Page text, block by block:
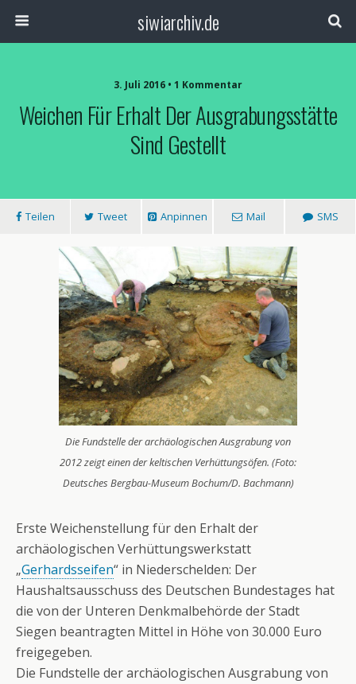
siwiarchiv.de
3. Juli 2016 • 1 Kommentar
Weichen Für Erhalt Der Ausgrabungsstätte
Sind Gestellt
Teilen Tweet Anpinnen Mail SMS
Die Fundstelle der archäologischen Ausgrabung von
2012 zeigt einen der keltischen Verhüttungsöfen. (Foto:
Deutsches Bergbau-Museum Bochum/D. Bachmann)
Erste Weichenstellung für den Erhalt der
archäologischen Verhüttungswerkstatt
„Gerhardsseifen“ in Niederschelden: Der
Haushaltsausschuss des Deutschen Bundestages hat
die von der Unteren Denkmalbehörde der Stadt
Siegen beantragten Mittel in Höhe von 30.000 Euro
freigegeben.
Die Fundstelle der archäologischen Ausgrabung von